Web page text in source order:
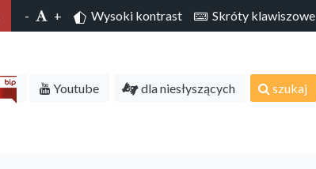
- + Wysoki kontrast Skróty klawiszowe
Youtube dla niesłyszących szukaj